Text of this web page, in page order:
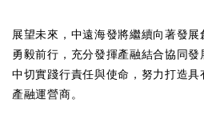
展望未來，中遠海發將繼續向著發展
勇毅前行，充分發揮產融結合協同
中切實踐行責任與使命，努力打造
產融運營商。